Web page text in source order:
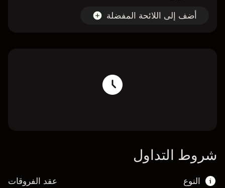
أضف إلى اللائحة المفضلة
شروط التداول
النوع عقد الفروقات